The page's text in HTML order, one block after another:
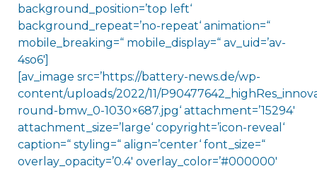
background_position=’top left‘
background_repeat=’no-repeat‘ animation=“
mobile_breaking=“ mobile_display=“ av_uid=’av-
4so6′]
[av_image src=’https://battery-news.de/wp-
content/uploads/2022/11/
round-bmw_0-1030×687.jpg‘ attachment=’15294′
attachment_size=’large‘ copyright=’icon-reveal‘
caption=“ styling=“ align=’center‘ font_size=“
overlay_opacity=’0.4′ overlay_color=’#000000′